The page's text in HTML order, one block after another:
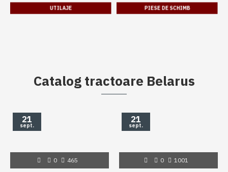
UTILAJE PIESE DE SCHIMB
Catalog tractoare Belarus
21
sept.
0 465
21
sept.
0 1001